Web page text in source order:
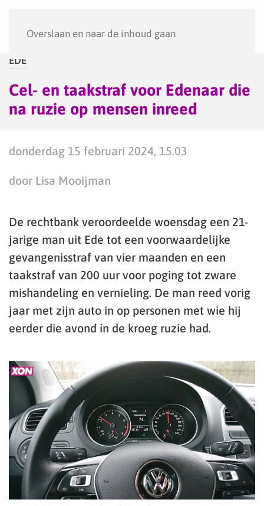
Overslaan en naar de inhoud gaan
EDE
Cel- en taakstraf voor Edenaar die
na ruzie op mensen inreed
donderdag 15 februari 2024, 15.03
door Lisa Mooijman
De rechtbank veroordeelde woensdag een 21-
jarige man uit Ede tot een voorwaardelijke
gevangenisstraf van vier maanden en een
taakstraf van 200 uur voor poging tot zware
mishandeling en vernieling. De man reed vorig
jaar met zijn auto in op personen met wie hij
eerder die avond in de kroeg ruzie had.